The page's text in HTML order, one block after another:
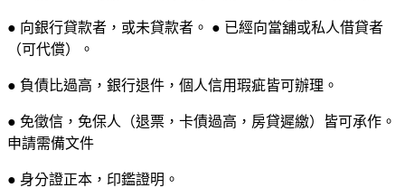
● 向銀行貸款者，或未貸款者。 ● 已經向當舖或私人借貸者
（可代償）。
● 負債比過高，銀行退件，個人信用瑕疵皆可辦理。
● 免徵信，免保人（退票，卡債過高，房貸遲繳）皆可承作。
申請需備文件
● 身分證正本，印鑑證明。